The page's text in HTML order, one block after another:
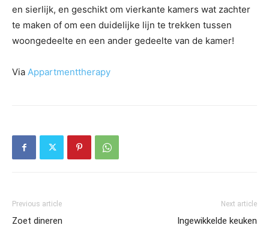
en sierlijk, en geschikt om vierkante kamers wat zachter
te maken of om een duidelijke lijn te trekken tussen
woongedeelte en een ander gedeelte van de kamer!
Via Appartmenttherapy
Previous article
Zoet dineren
Next article
Ingewikkelde keuken